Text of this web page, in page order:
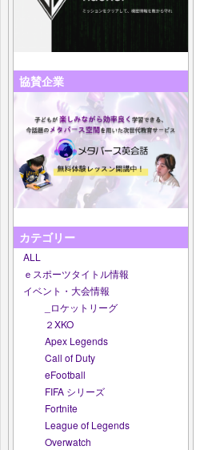
協賛企業
カテゴリー
ALL
ｅスポーツタイトル情報
イベント・大会情報
_ロケットリーグ
２XKO
Apex Legends
Call of Duty
eFootball
FIFA シリーズ
Fortnite
League of Legends
Overwatch